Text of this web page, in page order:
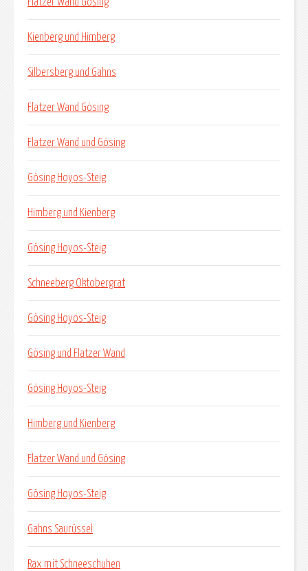
Flatzer Wand Gösing
Kienberg und Himberg
Silbersberg und Gahns
Flatzer Wand Gösing
Flatzer Wand und Gösing
Gösing Hoyos-Steig
Himberg und Kienberg
Gösing Hoyos-Steig
Schneeberg Oktobergrat
Gösing Hoyos-Steig
Gösing und Flatzer Wand
Gösing Hoyos-Steig
Himberg und Kienberg
Flatzer Wand und Gösing
Gösing Hoyos-Steig
Gahns Saurüssel
Rax mit Schneeschuhen